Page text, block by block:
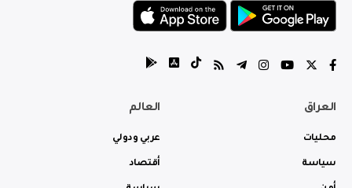
العراق
محليات
سياسة
العالم
عربي ودولي
أقتصاد